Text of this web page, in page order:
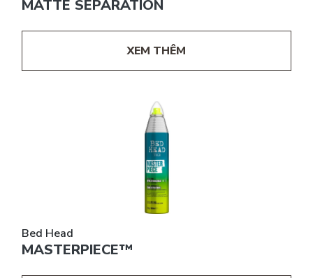
MATTE SEPARATION
XEM THÊM
Bed Head
MASTERPIECE™